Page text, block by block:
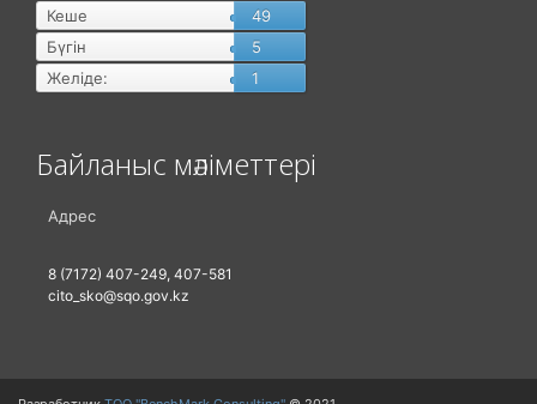
Кеше
49
Бүгін
5
Желіде:
1
Байланыс мәліметтері
Адрес
8 (7172) 407-249, 407-581
cito_sko@sqo.gov.kz